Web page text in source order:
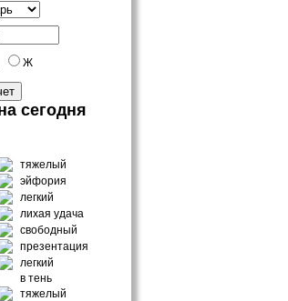
Ж
сегодня
тяжелый
эйфория
легкий
лихая удача
свободный
презентация
легкий
в тень
тяжелый